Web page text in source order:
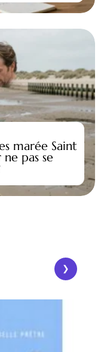
marée Saint
pas se